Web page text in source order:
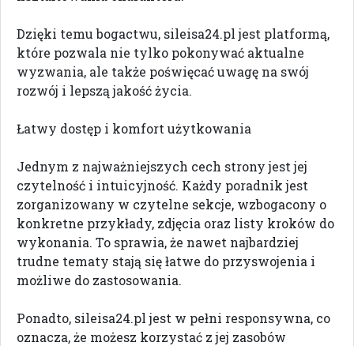
Dzięki temu bogactwu, sileisa24.pl jest platformą,
które pozwala nie tylko pokonywać aktualne
wyzwania, ale także poświęcać uwagę na swój
rozwój i lepszą jakość życia.
Łatwy dostęp i komfort użytkowania
Jednym z najważniejszych cech strony jest jej
czytelność i intuicyjność. Każdy poradnik jest
zorganizowany w czytelne sekcje, wzbogacony o
konkretne przykłady, zdjęcia oraz listy kroków do
wykonania. To sprawia, że nawet najbardziej
trudne tematy stają się łatwe do przyswojenia i
możliwe do zastosowania.
Ponadto, sileisa24.pl jest w pełni responsywna, co
oznacza, że możesz korzystać z jej zasobów